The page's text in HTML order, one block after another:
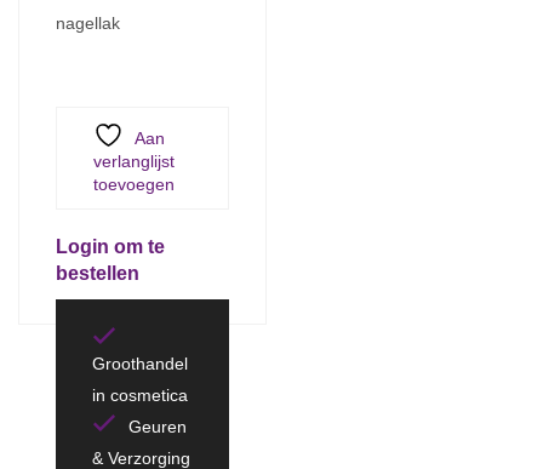
nagellak
Aan
verlanglijst
toevoegen
Login om te
bestellen
Groothandel
in cosmetica
Geuren
& Verzorging